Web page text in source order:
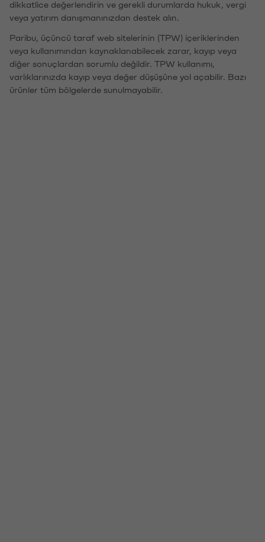
dikkatlice değerlendirin ve gerekli durumlarda hukuk, vergi
veya yatırım danışmanınızdan destek alın.
Paribu, üçüncü taraf web sitelerinin (TPW) içeriklerinden
veya kullanımından kaynaklanabilecek zarar, kayıp veya
diğer sonuçlardan sorumlu değildir. TPW kullanımı,
varlıklarınızda kayıp veya değer düşüşüne yol açabilir. Bazı
ürünler tüm bölgelerde sunulmayabilir.